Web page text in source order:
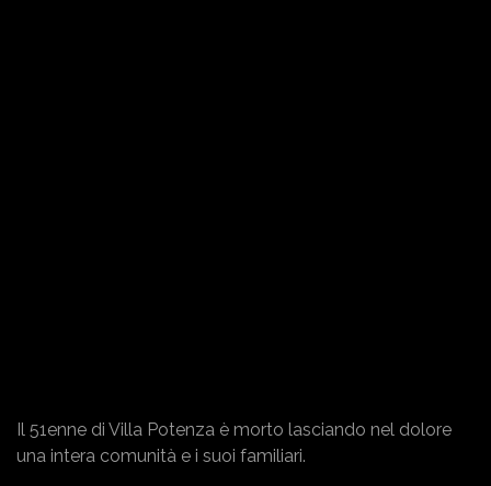
Il 51enne di Villa Potenza è morto lasciando nel dolore
una intera comunità e i suoi familiari.